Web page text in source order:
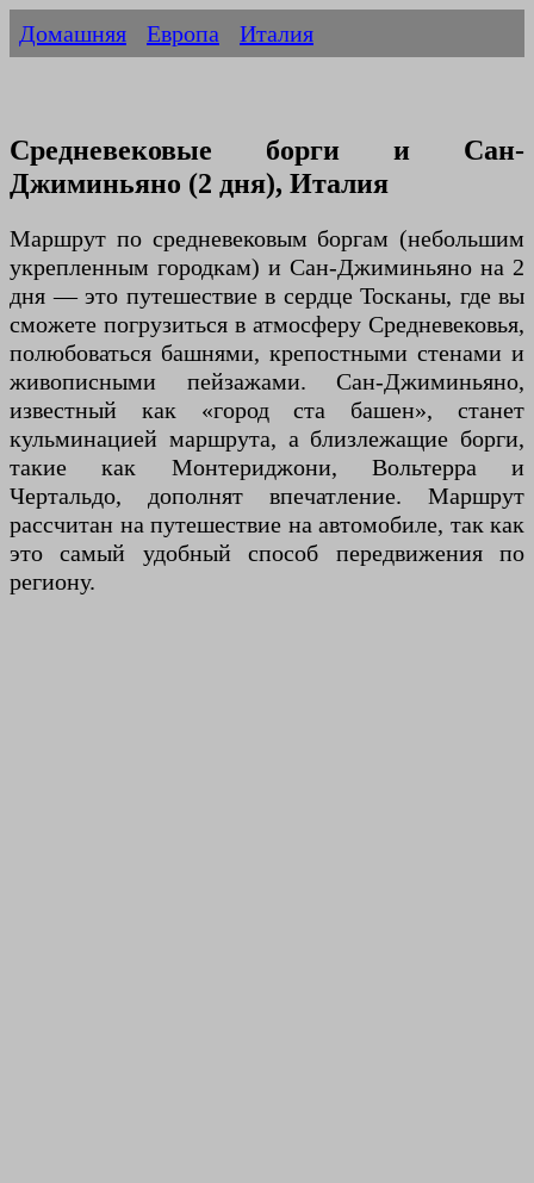
Домашняя Европа Италия
Средневековые борги и Сан-
Джиминьяно (2 дня), Италия
Маршрут по средневековым боргам (небольшим
укрепленным городкам) и Сан-Джиминьяно на 2
дня — это путешествие в сердце Тосканы, где вы
сможете погрузиться в атмосферу Средневековья,
полюбоваться башнями, крепостными стенами и
живописными пейзажами. Сан-Джиминьяно,
известный как «город ста башен», станет
кульминацией маршрута, а близлежащие борги,
такие как Монтериджони, Вольтерра и
Чертальдо, дополнят впечатление. Маршрут
рассчитан на путешествие на автомобиле, так как
это самый удобный способ передвижения по
региону.